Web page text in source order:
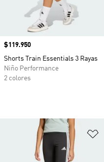
Precio
$119.950
Shorts Train Essentials 3 Rayas
Niño Performance
2 colores